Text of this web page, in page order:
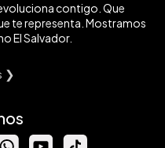
contigo. Que
te representa. Mostramos
El Salvador.
❯